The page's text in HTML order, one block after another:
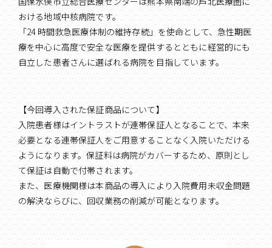
おける地域中核病院です。
「24 時間救急医療体制の維持存続」を使命として、急性期医
療を中心に高度で安全な医療を提供するとともに経営的にも
自立した患者さんに選ばれる病院を目指しています。
【今回導入された保証商品について】
入院患者様はイントラストが連帯保証人となることで、本来
必要となる連帯保証人をご用意することなく入院いただける
ようになります。保証料は病院がカバーするため、原則とし
て保証は自動で付帯されます。
また、医療機関様は本商品の導入により入院費用未収金問題
の解決ならびに、回収業務の削減が可能となります。